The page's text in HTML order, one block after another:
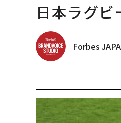
日本ラグ
Forbes